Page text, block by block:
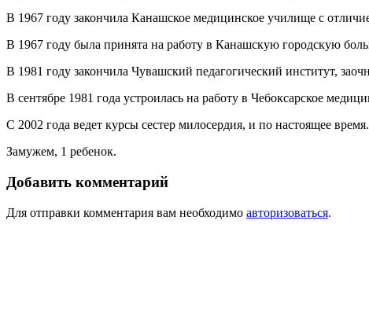
В 1967 году закончила Канашское медицинское училище с
В 1967 году была принята на работу в Канашскую городскую
В 1981 году закончила Чувашский педагогический институт,
В сентябре 1981 года устроилась на работу в Чебоксарское
С 2002 года ведет курсы сестер милосердия, и по настоящее время.
Замужем, 1 ребенок.
Добавить комментарий
Для отправки комментария вам необходимо авторизоваться.